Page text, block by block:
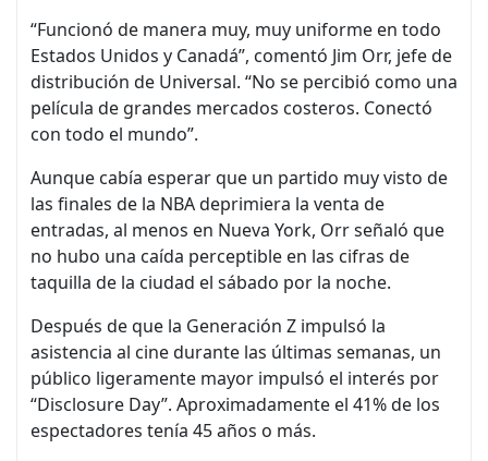
“Funcionó de manera muy, muy uniforme en todo
Estados Unidos y Canadá”, comentó Jim Orr, jefe de
distribución de Universal. “No se percibió como una
película de grandes mercados costeros. Conectó
con todo el mundo”.
Aunque cabía esperar que un partido muy visto de
las finales de la NBA deprimiera la venta de
entradas, al menos en Nueva York, Orr señaló que
no hubo una caída perceptible en las cifras de
taquilla de la ciudad el sábado por la noche.
Después de que la Generación Z impulsó la
asistencia al cine durante las últimas semanas, un
público ligeramente mayor impulsó el interés por
“Disclosure Day”. Aproximadamente el 41% de los
espectadores tenía 45 años o más.